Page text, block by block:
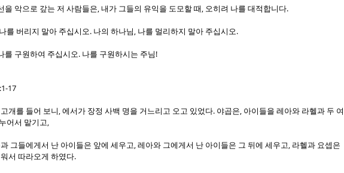
선을 악으로 갚는 저 사람들은, 내가 그들의 유익을 도모할 때, 오히려 나를 대적합니다.
나를 버리지 말아 주십시오. 나의 하나님, 나를 멀리하지 말아 주십시오.
나를 구원하여 주십시오. 나를 구원하시는 주님!
17
고개를 들어 보니, 에서가 장정 사백 명을 거느리고 오고 있었다. 야곱은, 아이들을 레아와 라헬과 두 여
어서 맡기고,
과 그들에게서 난 아이들은 앞에 세우고, 레아와 그에게서 난 아이들은 그 뒤에 세우고, 라헬과 요셉은
서 따라오게 하였다.